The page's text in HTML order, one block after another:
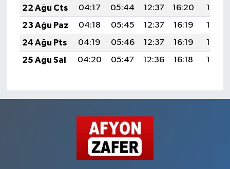
22 Ağu Cts
04:17 05:44 12:37 16:20
19:21
23 Ağu Paz
04:18 05:45 12:37 16:19
19:19
24 Ağu Pts
04:19 05:46 12:37 16:19
19:18
25 Ağu Sal
04:20 05:47 12:36 16:18 19:16